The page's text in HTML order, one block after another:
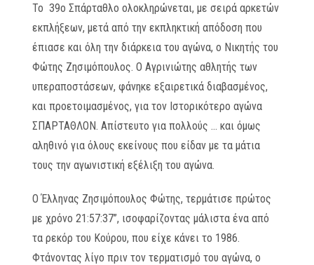
Το 39ο Σπάρταθλο ολοκληρώνεται, με σειρά αρκετών
εκπλήξεων, μετά από την εκπληκτική απόδοση που
έπιασε και όλη την διάρκεια του αγώνα, ο Νικητής του
Φώτης Ζησιμόπουλος. Ο Αγρινιώτης αθλητής των
υπεραποστάσεων, φάνηκε εξαιρετικά διαβασμένος,
και προετοιμασμένος, για τον Ιστορικότερο αγώνα
ΣΠΑΡΤΑΘΛΟΝ. Απίστευτο για πολλούς … και όμως
αληθινό για όλους εκείνους που είδαν με τα μάτια
τους την αγωνιστική εξέλιξη του αγώνα.
Ο Έλληνας Ζησιμόπουλος Φώτης, τερμάτισε πρώτος
με χρόνο 21:57:37”, ισοφαρίζοντας μάλιστα ένα από
τα ρεκόρ του Κούρου, που είχε κάνει το 1986.
Φτάνοντας λίγο πριν τον τερματισμό του αγώνα, ο